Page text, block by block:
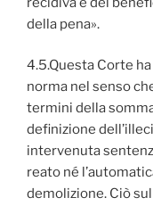
della pena».
4.5.Questa Corte
norma nel senso
termini della
definizione
intervenuta
reato né
demolizione. Ciò